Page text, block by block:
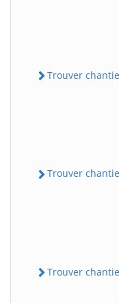
Trouver
Trouver
Trouver